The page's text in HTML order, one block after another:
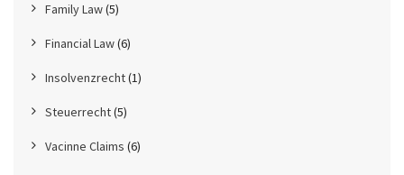
Family Law(5)
Financial Law(6)
Insolvenzrecht(1)
Steuerrecht(5)
Vacinne Claims (6)